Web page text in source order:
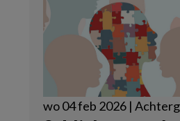
wo 04 feb 2026 |